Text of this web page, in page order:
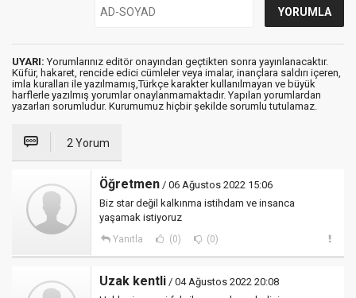
UYARI: Yorumlarınız editör onayından geçtikten sonra yayınlanacaktır.
Küfür, hakaret, rencide edici cümleler veya imalar, inançlara saldırı içeren,
imla kuralları ile yazılmamış,Türkçe karakter kullanılmayan ve büyük
harflerle yazılmış yorumlar onaylanmamaktadır. Yapılan yorumlardan
yazarları sorumludur. Kurumumuz hiçbir şekilde sorumlu tutulamaz.
2 Yorum
Öğretmen / 06 Ağustos 2022 15:06
Biz star değil kalkınma istihdam ve insanca
yaşamak istiyoruz
Yanıtla (0) (0)
Uzak kentli / 04 Ağustos 2022 20:08